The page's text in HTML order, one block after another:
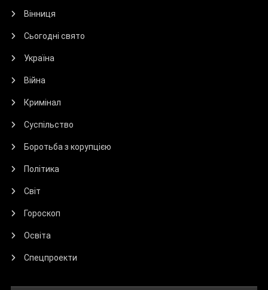
Вінниця
Сьогодні свято
Україна
Війна
Кримінал
Суспільство
Боротьба з корупцією
Політика
Світ
Гороскоп
Освіта
Спецпроекти